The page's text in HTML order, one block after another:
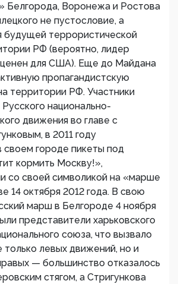
Белгорода, Воронежа и Ростова
не пустословие, а
будущей террористической
РФ (вероятно, лидер
для США). Еще до Майдана
пропагандистскую
территории РФ. Участники
национально-
движения во главе с
в 2011 году
городе пикеты под
кормить Москву!»,
со своей символикой на «марше
14 октября 2012 года. В свою
марш в Белгороде 4 ноября
представители харьковского
союза, что вызвало
левых движений, но и
— большинство отказалось
стягом, а Стригункова